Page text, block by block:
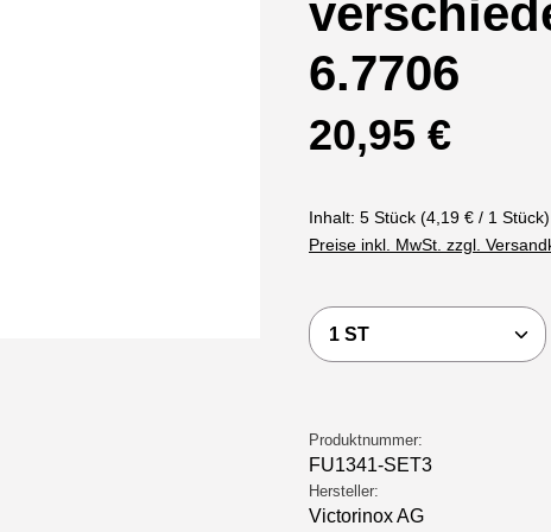
6.7706
Regulärer Preis:
20,95 €
Inhalt: 5 Stück (4,19 € / 1 Stück)
Preise inkl. MwSt. zzgl.
Produkt Anzahl:
Produktnummer:
FU1341-SET3
Hersteller:
Victorinox AG